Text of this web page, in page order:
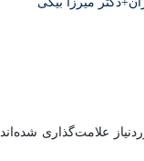
علامت‌گذاری شده‌اند